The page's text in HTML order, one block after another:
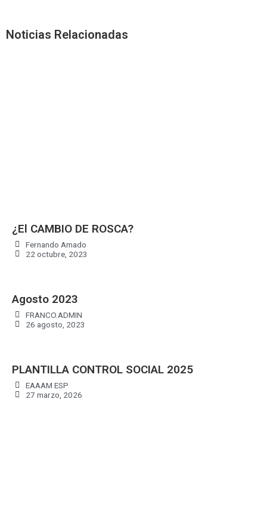
Noticias Relacionadas
¿El CAMBIO DE ROSCA?
Fernando Amado
22 octubre, 2023
Agosto 2023
FRANCO.ADMIN
26 agosto, 2023
PLANTILLA CONTROL SOCIAL 2025
EAAAM ESP
27 marzo, 2026